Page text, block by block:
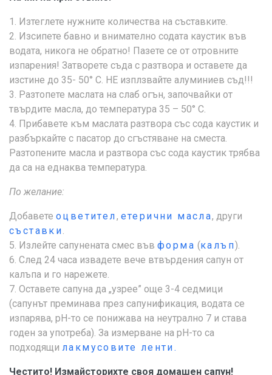
1. Изтеглете нужните количества на съставките.
2. Изсипете бавно и внимателно содата каустик във
водата, никога не обратно! Пазете се от отровните
изпарения! Затворете съда с разтвора и оставете да
изстине до 35- 50° С. НЕ изплзвайте алуминиев съд!!!
3. Разтопете маслата на слаб огън, започвайки от
твърдите масла, до температура 35 – 50° С.
4. Прибавете към маслата разтвора със сода каустик и
разбъркайте с пасатор до сгъстяване на сместа.
Разтопените масла и разтвора със сода каустик трябва
да са на еднаква температура.
По желание:
Добавете оцветител, етерични масла, други
съставки.
5. Излейте сапунената смес във форма (калъп).
6. След 24 часа извадете вече втвърдения сапун от
калъпа и го нарежете.
7. Оставете сапуна да „узрее” още 3-4 седмици
(сапунът преминава през сапунификация, водата се
изпарява, рН-то се понижава на неутрално 7 и става
годен за употреба). За измерване на рН-то са
подходящи лакмусовите ленти.
Честито! Измайсторихте своя домашен сапун!